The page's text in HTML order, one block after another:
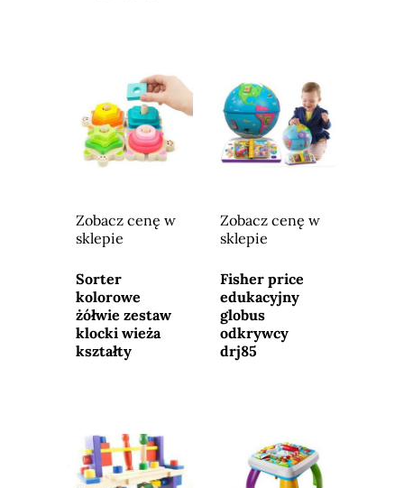
Zobacz cenę w
sklepie
sklepu
Sorter
kolorowe
żółwie zestaw
klocki wieża
kształty
Zobacz cenę w
sklepie
sklepu
Fisher price
edukacyjny
globus
odkrywcy
drj85